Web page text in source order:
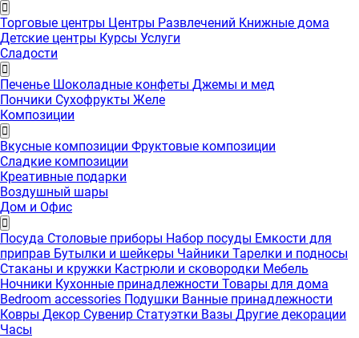
Торговые центры Центры Развлечений Книжные дома
Детские центры Курсы Услуги
Сладости
Печенье Шоколадные конфеты Джемы и мед
Пончики Сухофрукты Желе
Композиции
Вкусные композиции Фруктовые композиции
Сладкие композиции
Креативные подарки
Воздушный шары
Дом и Офис
Посуда Столовые приборы Набор посуды Емкости для
приправ Бутылки и шейкеры Чайники Тарелки и подносы
Стаканы и кружки Кастрюли и сковородки Мебель
Ночники Кухонные принадлежности Товары для дома
Bedroom accessories Подушки Ванные принадлежности
Ковры Декор Сувенир Статуэтки Вазы Другие декорации
Часы